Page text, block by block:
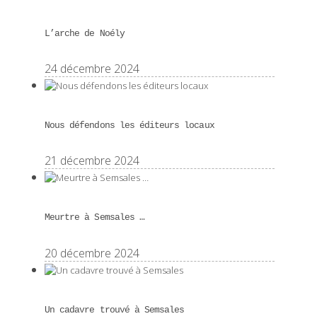
L’arche de Noély
24 décembre 2024
Nous défendons les éditeurs locaux
21 décembre 2024
Meurtre à Semsales …
20 décembre 2024
Un cadavre trouvé à Semsales